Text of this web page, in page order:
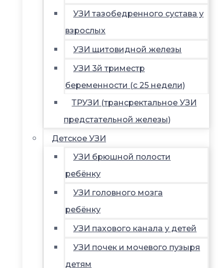
УЗИ тазобедренного сустава у
взрослых
УЗИ щитовидной железы
УЗИ 3й триместр
беременности (с 25 недели)
ТРУЗИ (трансректальное УЗИ
предстательной железы)
Детское УЗИ
УЗИ брюшной полости
ребёнку
УЗИ головного мозга
ребёнку
УЗИ пахового канала у детей
УЗИ почек и мочевого пузыря
детям